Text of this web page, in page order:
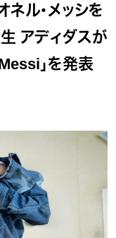
ル・メッシを
アディダスが
」を発表